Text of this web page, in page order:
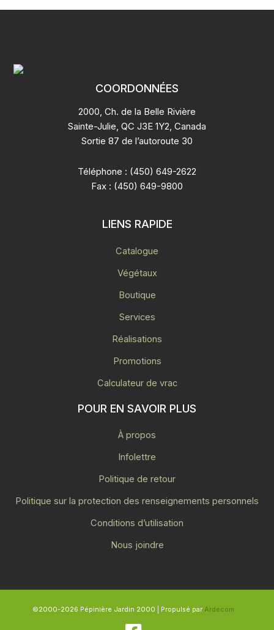
COORDONNÉES
2000, Ch. de la Belle Rivière
Sainte-Julie, QC J3E 1Y2, Canada
Sortie 87 de l’autoroute 30
Téléphone : (450) 649-2622
Fax : (450) 649-9800
LIENS RAPIDE
Catalogue
Végétaux
Boutique
Services
Réalisations
Promotions
Calculateur de vrac
POUR EN SAVOIR PLUS
À propos
Infolettre
Politique de retour
Politique sur la protection des renseignements personnels
Conditions d’utilisation
Nous joindre
©2000-2026 Pépinière Jardin 2000 | Propulsé par Ardecom